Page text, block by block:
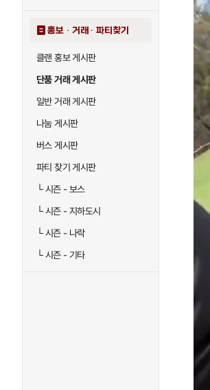
홍보 · 거래 · 파티찾기
클랜 홍보 게시판
단품 거래 게시판
일반 거래 게시판
나눔 게시판
버스 게시판
파티 찾기 게시판
└시즌 - 보스
└시즌 - 지하도시
└시즌 - 나락
└시즌 - 기타